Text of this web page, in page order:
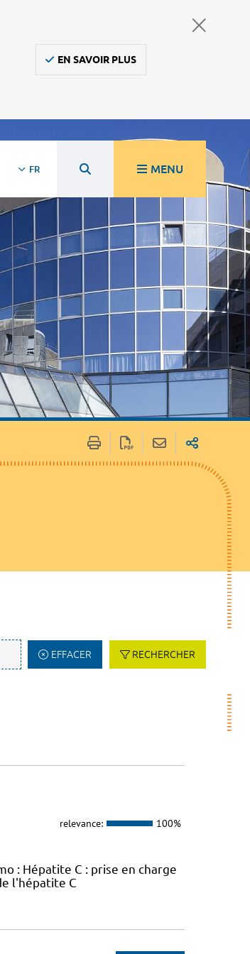
EN SAVOIR PLUS
FR MENU
EFFACER RECHERCHER
relevance: 100%
: Hépatite C : prise en charge
l'hépatite C